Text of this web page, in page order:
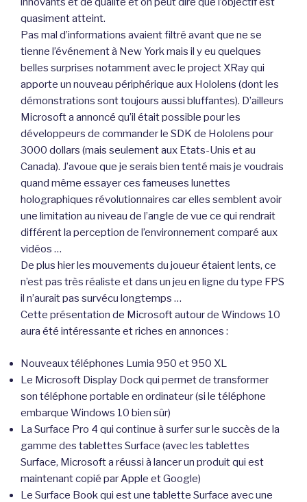
quasiment atteint.
Pas mal d’informations avaient filtré avant que ne se
tienne l’événement à New York mais il y eu quelques
belles surprises notamment avec le project XRay qui
apporte un nouveau périphérique aux Hololens (dont les
démonstrations sont toujours aussi bluffantes). D’ailleurs
Microsoft a annoncé qu’il était possible pour les
développeurs de commander le SDK de Hololens pour
3000 dollars (mais seulement aux Etats-Unis et au
Canada). J’avoue que je serais bien tenté mais je voudrais
quand même essayer ces fameuses lunettes
holographiques révolutionnaires car elles semblent avoir
une limitation au niveau de l’angle de vue ce qui rendrait
différent la perception de l’environnement comparé aux
vidéos …
De plus hier les mouvements du joueur étaient lents, ce
n’est pas très réaliste et dans un jeu en ligne du type FPS
il n’aurait pas survécu longtemps …
Cette présentation de Microsoft autour de Windows 10
aura été intéressante et riches en annonces :
Nouveaux téléphones Lumia 950 et 950 XL
Le Microsoft Display Dock qui permet de transformer
son téléphone portable en ordinateur (si le téléphone
embarque Windows 10 bien sûr)
La Surface Pro 4 qui continue à surfer sur le succès de la
gamme des tablettes Surface (avec les tablettes
Surface, Microsoft a réussi à lancer un produit qui est
maintenant copié par Apple et Google)
Le Surface Book qui est une tablette Surface avec une